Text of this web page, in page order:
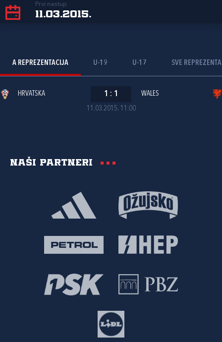
Prvi nastup
11.03.2015.
A REPREZENTACIJA U-19 U-17 SVE
11.03.2015. 11:00
HRVATSKA 1 : 1 WALES
Naši partneri